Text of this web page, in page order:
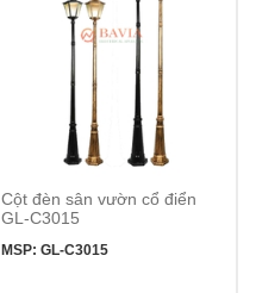
Cột đèn sân vườn cổ điển
GL-C3015
MSP: GL-C3015